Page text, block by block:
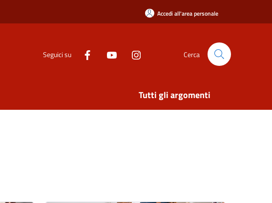
Accedi all'area personale
Seguici su Cerca
Tutti gli argomenti